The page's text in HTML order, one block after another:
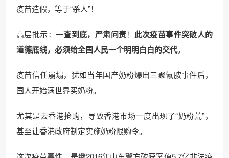
疫苗造假，等于“杀人”！
高层批示： 一查到底，严肃问责！ 此次疫苗事件突破人的
道德底线，必须给全国人民一个明明白白的交代。
疫苗信任崩塌，犹如当年国产奶粉爆出三聚氰胺事件后，
国人开始满世界买奶粉。
尤其是去香港抢购，导致香港市场一度出现了“奶粉荒”，
甚至让香港政府制定实施奶粉限购令。